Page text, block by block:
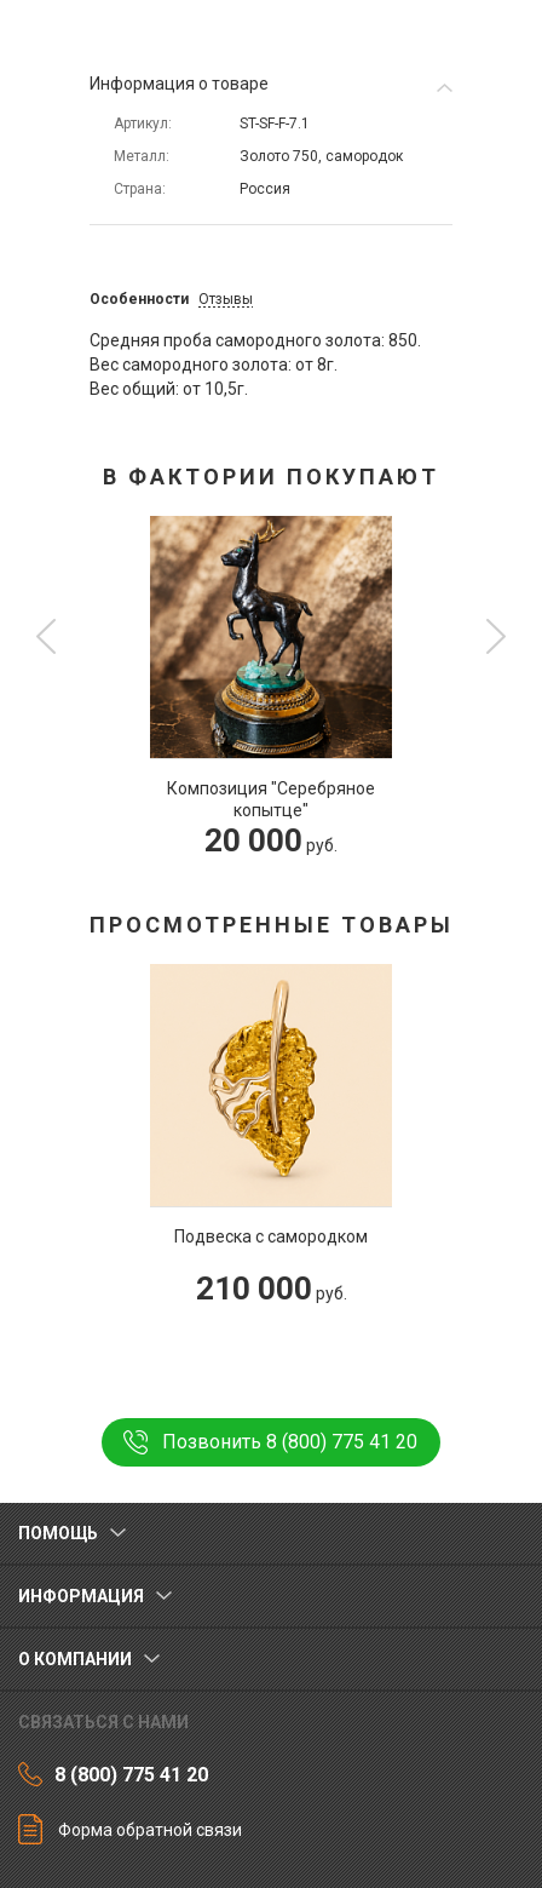
Информация о товаре
Артикул
ST-SF-F-7.1
Металл
Золото 750, самородок
Страна
Россия
Особенности Отзывы
Средняя проба самородного золота: 850.
Вес самородного золота: от 8г.
Вес общий: от 10,5г.
В ФАКТОРИИ ПОКУПАЮТ
Композиция "Серебряное
копытце"
20 000 руб.
ПРОСМОТРЕННЫЕ ТОВАРЫ
Подвеска с самородком
210 000 руб.
Позвонить 8 (800) 775 41 20
ПОМОЩЬ
ИНФОРМАЦИЯ
О КОМПАНИИ
СВЯЗАТЬСЯ С НАМИ
8 (800) 775 41 20
Форма обратной связи